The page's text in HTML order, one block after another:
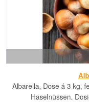
Albarella, Dose á 3 kg,
Haselnüssen.